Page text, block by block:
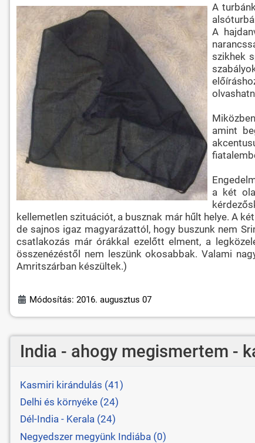
A
A
szikhek
amint
a két
kellemetlen szituációt, a busznak már hűlt helye. A
de sajnos igaz magyarázattól, hogy buszunk nem
csatlakozás már órákkal ezelőtt elment, a
összenézéstől nem leszünk okosabbak. Valami
Amritszárban készültek.)
Módosítás: 2016. augusztus 07
India - ahogy megismertem -
Kasmiri kirándulás (41)
Delhi és környéke (24)
Dél-India - Kerala (24)
Negyedszer megyünk Indiába (0)